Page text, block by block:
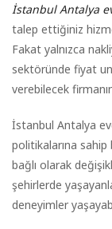
İstanbul Antalya
talep ettiğiniz
Fakat yalnızca
sektöründe fiyat
verebilecek
İstanbul Antalya
politikalarına
bağlı olarak
şehirlerde
deneyimler